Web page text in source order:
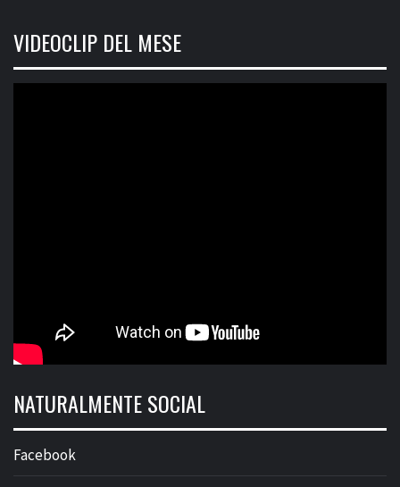
VIDEOCLIP DEL MESE
NATURALMENTE SOCIAL
Facebook